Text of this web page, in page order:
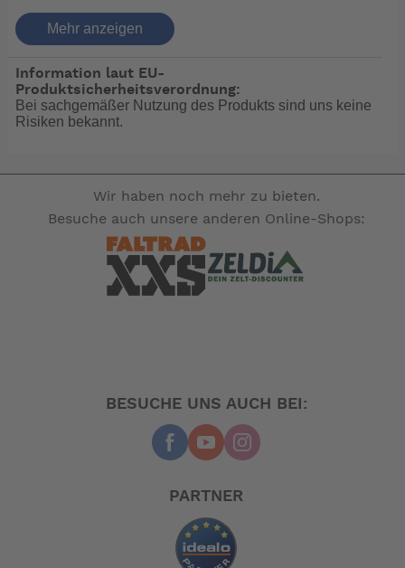
den ergonomischen Zuschnitt lässt sich diese
leuchtend farbige Weste überaus körperangepasst und
komfortabel tragen.
Die 4 Kindergrößen haben eine schwimmphysikalisch
Als PSA baumuster-
und typgeprüft.
Konform mit DIN EN
ISO-Normen.
Schutzklasse
Mehr anzeigen
Information laut EU-
Produktsicherheitsverordnung:
Bei sachgemäßer Nutzung des Produkts sind uns keine
Risiken bekannt.
Wir haben noch mehr zu bieten.
Besuche auch unsere anderen Online-Shops:
BESUCHE UNS AUCH BEI:
PARTNER